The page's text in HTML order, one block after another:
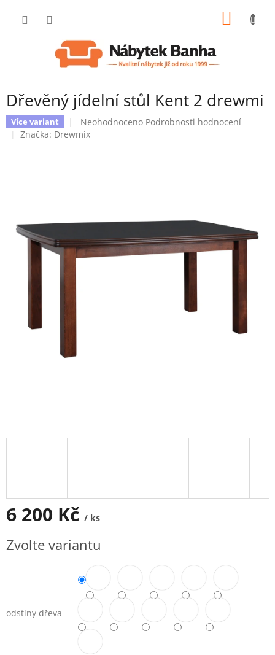
Dřevěný jídelní stůl Kent 2 drewmi
Více variant
Průměrné
hodnocení
Neohodnoceno Podrobnosti hodnocení
Značka: Drewmix
6 200 Kč / ks
cena:
Zvolte variantu
odstíny dřeva